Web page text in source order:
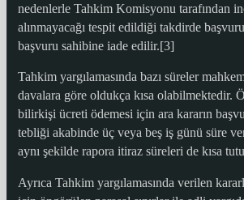
nedenlerle Tahkim Komisyonu tarafından
alınmayacağı tespit edildiği takdirde
başvuru sahibine iade edilir.[3]
Tahkim yargılamasında bazı süreler
davalara göre oldukça kısa olabilmektedir.
bilirkişi ücreti ödemesi için ara kararın
tebliği akabinde üç veya beş iş günü süre
aynı şekilde rapora itiraz süreleri de kısa
Ayrıca Tahkim yargılamasında verilen